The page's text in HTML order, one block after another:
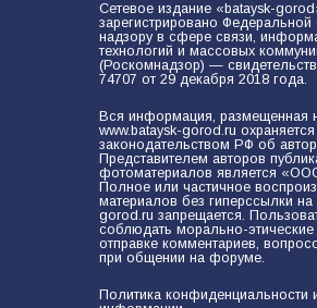
Сетевое издание «bataysk-
зарегистрировано
надзору в сфере связи,
технологий и массовых
(Роскомнадзор) —
74707 от 29 декабря 2018 года.
Вся информация, размещенная
www.bataysk-gorod.ru
законодательством РФ об
Представителем авторов
фотоматериалов является
Полное или частичное
материалов без гиперссылки на
gorod.ru запрещается.
соблюдать морально-
отправке комментариев,
при общении на форуме.
Политика конфиденциальности